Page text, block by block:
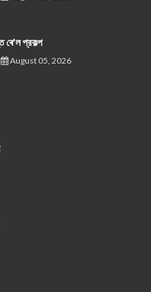
ৰে'ল প্রকল্প
August 05, 2026